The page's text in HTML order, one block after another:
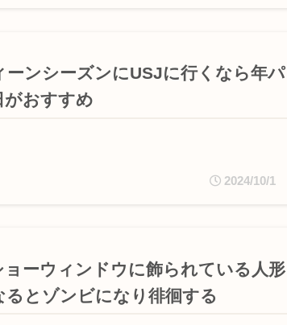
ーンシーズンにUSJに行くなら年パ
がおすすめ
2024/10/1
ョーウィンドウに飾られている人形
るとゾンビになり徘徊する